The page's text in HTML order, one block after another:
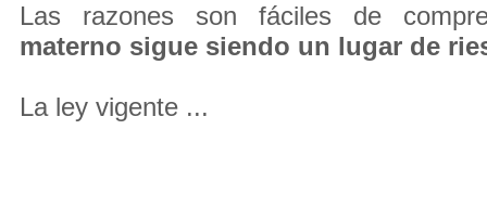
Las razones son fáciles de
materno sigue siendo un lugar de
La ley vigente ...